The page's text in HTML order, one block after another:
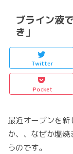
ブライン液
き」
Twitter
Pocket
最近オーブンを
か、、なぜか塩
うのです。